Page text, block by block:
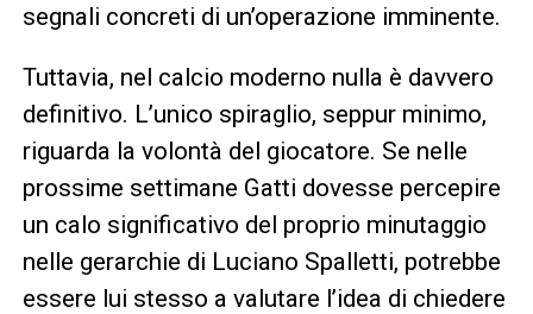
segnali concreti di un’operazione imminente.
Tuttavia, nel calcio moderno nulla è davvero
definitivo. L’unico spiraglio, seppur minimo,
riguarda la volontà del giocatore. Se nelle
prossime settimane Gatti dovesse percepire
un calo significativo del proprio minutaggio
nelle gerarchie di Luciano Spalletti, potrebbe
essere lui stesso a valutare l’idea di chiedere